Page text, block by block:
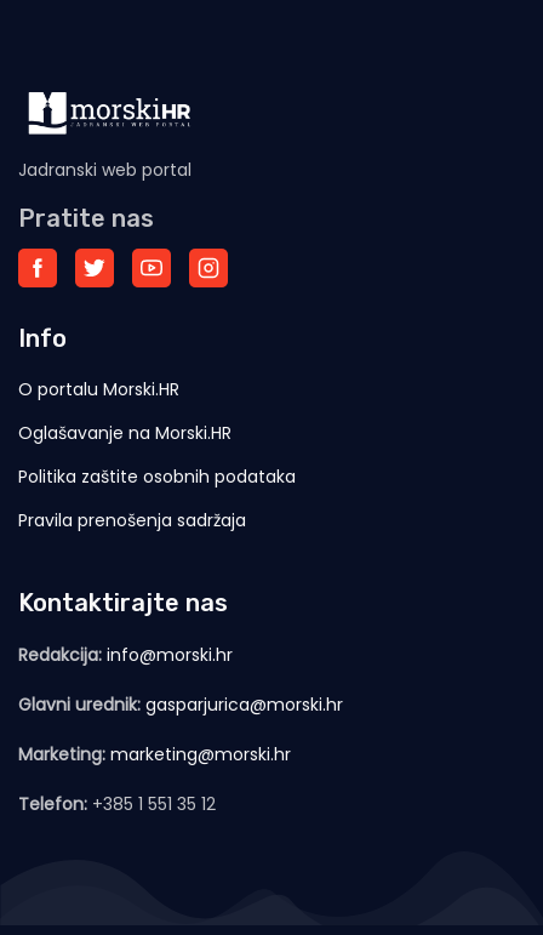
Jadranski web portal
Pratite nas
Info
O portalu Morski.HR
Oglašavanje na Morski.HR
Politika zaštite osobnih podataka
Pravila prenošenja sadržaja
Kontaktirajte nas
Redakcija: info@morski.hr
Glavni urednik: gasparjurica@morski.hr
Marketing: marketing@morski.hr
Telefon: +385 1 551 35 12